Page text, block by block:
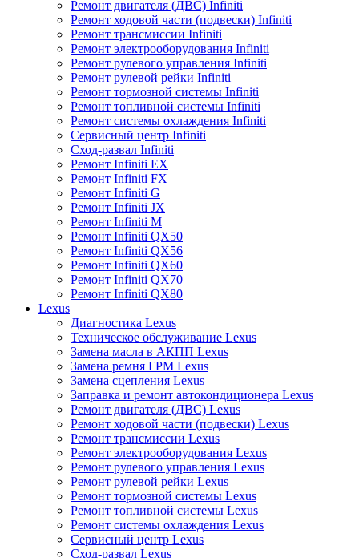
Ремонт двигателя (ДВС) Infiniti
Ремонт ходовой части (подвески) Infiniti
Ремонт трансмиссии Infiniti
Ремонт электрооборудования Infiniti
Ремонт рулевого управления Infiniti
Ремонт рулевой рейки Infiniti
Ремонт тормозной системы Infiniti
Ремонт топливной системы Infiniti
Ремонт системы охлаждения Infiniti
Сервисный центр Infiniti
Сход-развал Infiniti
Ремонт Infiniti EX
Ремонт Infiniti FX
Ремонт Infiniti G
Ремонт Infiniti JX
Ремонт Infiniti M
Ремонт Infiniti QX50
Ремонт Infiniti QX56
Ремонт Infiniti QX60
Ремонт Infiniti QX70
Ремонт Infiniti QX80
Lexus
Диагностика Lexus
Техническое обслуживание Lexus
Замена масла в АКПП Lexus
Замена ремня ГРМ Lexus
Замена сцепления Lexus
Заправка и ремонт автокондиционера Lexus
Ремонт двигателя (ДВС) Lexus
Ремонт ходовой части (подвески) Lexus
Ремонт трансмиссии Lexus
Ремонт электрооборудования Lexus
Ремонт рулевого управления Lexus
Ремонт рулевой рейки Lexus
Ремонт тормозной системы Lexus
Ремонт топливной системы Lexus
Ремонт системы охлаждения Lexus
Сервисный центр Lexus
Сход-развал Lexus